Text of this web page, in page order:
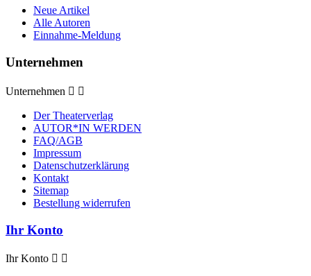
Neue Artikel
Alle Autoren
Einnahme-Meldung
Unternehmen
Unternehmen  
Der Theaterverlag
AUTOR*IN WERDEN
FAQ/AGB
Impressum
Datenschutzerklärung
Kontakt
Sitemap
Bestellung widerrufen
Ihr Konto
Ihr Konto  